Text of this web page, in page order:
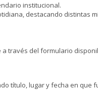
institucional.
destacando distintas
través del formulario
título, lugar y fecha en que